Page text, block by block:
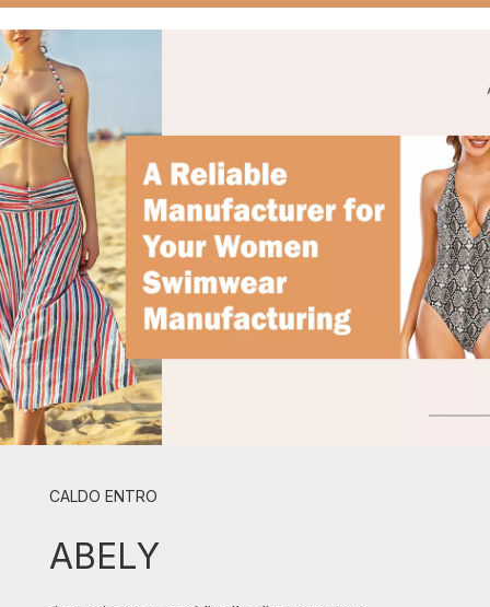
CALDO ENTRO
ABELY